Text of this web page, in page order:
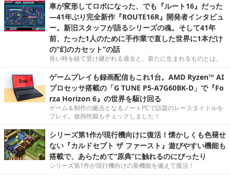
車が変形してロボになった、でも『ルート16』だった
―41年ぶり完全新作『ROUTE16R』開発者インタビュ
ー。新旧スタッフが語るシリーズの魂。そして41年
前、たった1人のために手作業で直した世界に1本だけ
の“幻のカセット”の話
長い時を経て受け継がれる過去と、新たに生まれるものとは。
ゲームプレイも録画配信もこれ1台。AMD Ryzen™ AI
プロセッサ搭載の「G TUNE P5-A7G60BK-D」で『Fo
rza Horizon 6』の世界を駆け回る
ゲーム＆制作の拠点となるノートPCで話題のレースタイトルを
プレイ。放熱性能もチェックしました！
シリーズ第1作が現行機向けに復活！懐かしくも色褪せ
ない『カルドセプト ザ ファースト』遊びやすい機能も
搭載で、あらためて“原典”に触れるのにぴったり
シリーズ第1作が現行機向けの新機能を備えて復活！